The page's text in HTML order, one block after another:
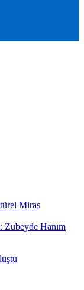
Miras
Zübeyde Hanım